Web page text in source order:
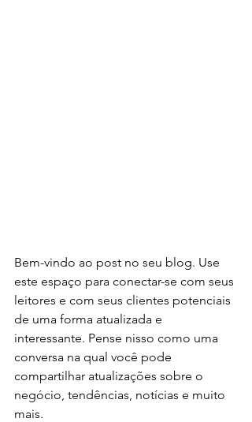
Bem-vindo ao post no seu blog. Use
este espaço para conectar-se com seus
leitores e com seus clientes potenciais
de uma forma atualizada e
interessante. Pense nisso como uma
conversa na qual você pode
compartilhar atualizações sobre o
negócio, tendências, notícias e muito
mais.